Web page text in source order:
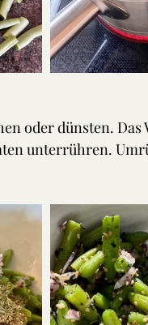
oder dünsten. Das
unterrühren.